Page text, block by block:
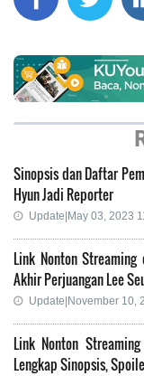
Sinopsis dan Daftar
Hyun Jadi Reporter
Update|May 03, 2023
Link Nonton
Akhir Perjuangan Lee
Update|November 10,
Link Nonton
Lengkap Sinopsis,